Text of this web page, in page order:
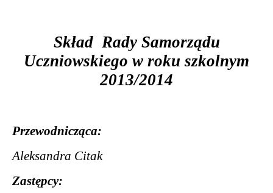
Skład Rady Samorządu
Uczniowskiego w roku szkolnym
2013/2014
Przewodnicząca:
Aleksandra Citak
Zastępcy: